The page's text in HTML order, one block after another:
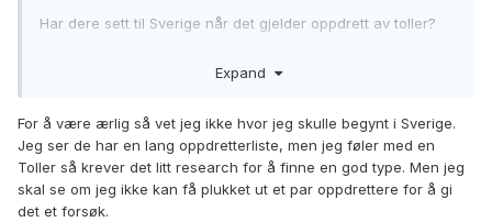
Har dere sett til Sverige når det gjelder oppdrett av toller?
mindre og har litt lyd, korthåret collie, eller tervueren, men
Expand
For å være ærlig så vet jeg ikke hvor jeg skulle begynt i Sverige.
Jeg ser de har en lang oppdretterliste, men jeg føler med en
Toller så krever det litt research for å finne en god type. Men jeg
skal se om jeg ikke kan få plukket ut et par oppdrettere for å gi
det et forsøk.